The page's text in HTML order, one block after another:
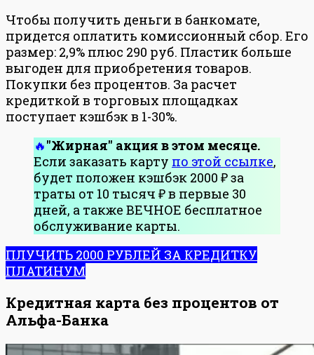
Чтобы получить деньги в банкомате,
придется оплатить комиссионный сбор. Его
размер: 2,9% плюс 290 руб. Пластик больше
выгоден для приобретения товаров.
Покупки без процентов. За расчет
кредиткой в торговых площадках
поступает кэшбэк в 1-30%.
"Жирная" акция в этом месяце.
Если заказать карту по этой ссылке,
будет положен кэшбэк 2000 ₽ за
траты от 10 тысяч ₽ в первые 30
дней, а также ВЕЧНОЕ бесплатное
обслуживание карты.
ПЛУЧИТЬ 2000 РУБЛЕЙ ЗА КРЕДИТКУ
ПЛАТИНУМ
Кредитная карта без процентов от
Альфа-Банка